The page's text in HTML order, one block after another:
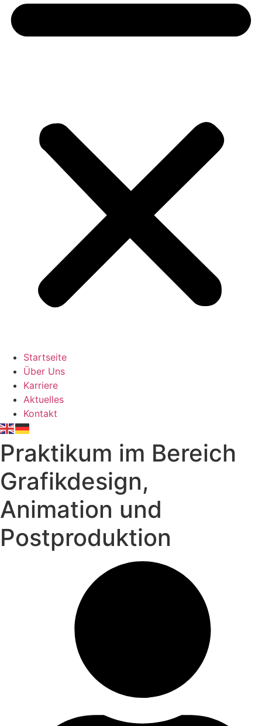
Startseite
Über Uns
Karriere
Aktuelles
Kontakt
Praktikum im Bereich
Grafikdesign,
Animation und
Postproduktion